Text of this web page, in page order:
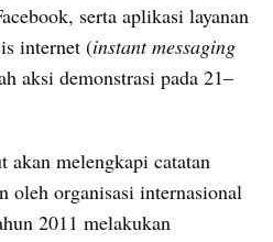
serta aplikasi layanan
internet (instant messaging
aksi demonstrasi pada 21–
akan melengkapi catatan
oleh organisasi internasional
2011 melakukan